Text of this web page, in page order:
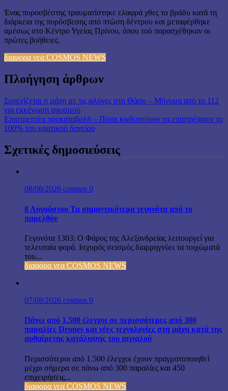
Ένας πυροσβέστης τραυματίστηκε ελαφρά χθες το βράδυ κατά τη
διάρκεια της πυρόσβεσης από πτώση δέντρου και μεταφέρθηκε
αμέσως στο Κέντρο Υγείας Πρίνου, όπου τού παρασχέθηκαν οι
πρώτες βοήθειες.
διαφορα νεα COSMOS NEWS
Πλοήγηση άρθρων
Συνεχίζεται η μάχη με τις φλόγες στη Θάσο – Μήνυμα από το 112
για εκκένωση οικισμού
Επιστρεπτέα προκαταβολή – Ποιοι κινδυνεύουν να επιστρέψουν το
100% του κρατικού δανείου
Σχετικές δημοσιεύσεις
08/08/2026 cosmos 0
8 Αυγούστου Τα σημαντικότερα γεγονότα από το
παρελθόν
Γεγονότα 1303: Ο Φάρος της Αλεξανδρείας λειτουργεί για
τελευταία φορά. Ισχυρός σεισμός διαρρηγνύει τα τοιχώματά
του...
διαφορα νεα COSMOS NEWS
07/08/2026 cosmos 0
Πάνω από 1.500 έλεγχοι σε περισσότερες από 300
παραλίες Drones και νέες τεχνολογίες στη μάχη κατά της
αυθαίρετης κατάληψης του αιγιαλού
Περισσότεροι από 1.500 έλεγχοι έχουν πραγματοποιηθεί
μέχρι σήμερα σε πάνω από 300 παραλίες και 450
επιχειρήσεις...
διαφορα νεα COSMOS NEWS